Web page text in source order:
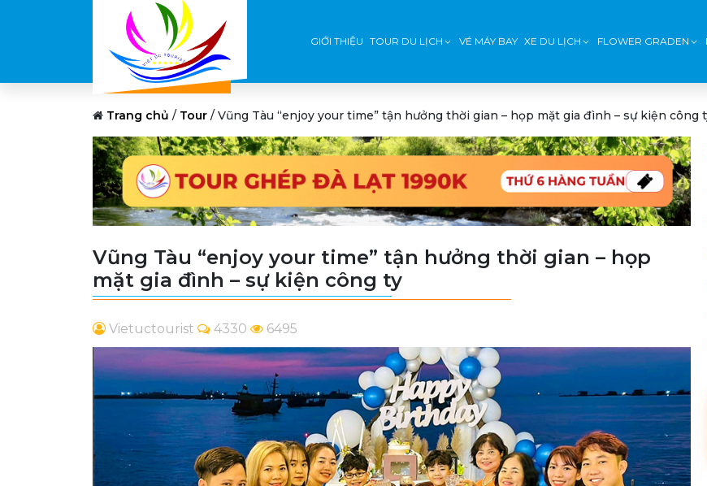
GIỚI THIỆU TOUR DU LỊCH VÉ MÁY BAY XE DU LỊCH FLOWER GRADEN
Trang chủ / Tour / Vũng Tàu “enjoy your time” tận hưởng thời gian – họp mặt gia đình – sự kiện công
Vũng Tàu “enjoy your time” tận hưởng thời gian – họp
mặt gia đình – sự kiện công ty
Vietuctourist 4330 6495